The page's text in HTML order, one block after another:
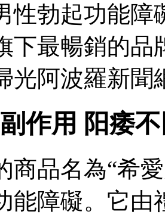
性勃起功能障
下最暢銷的品
光阿波羅新聞
作用 阳痿
商品名為“希
能障礙。它